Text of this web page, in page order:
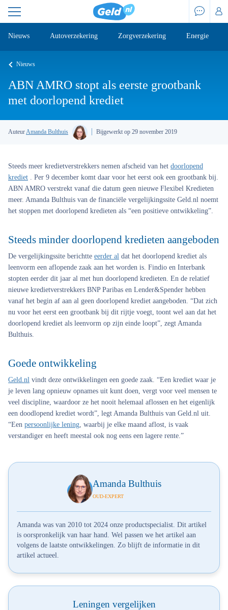
Nieuws Autoverzekering Zorgverzekering Energie
Nieuws
ABN AMRO stopt als eerste grootbank
met doorlopend krediet
Auteur Amanda Bulthuis Bijgewerkt op 29 november 2019
Steeds meer kredietverstrekkers nemen afscheid van het doorlopend
krediet . Per 9 december komt daar voor het eerst ook een grootbank bij.
ABN AMRO verstrekt vanaf die datum geen nieuwe Flexibel Kredieten
meer. Amanda Bulthuis van de financiële vergelijkingssite Geld.nl noemt
het stoppen met doorlopend kredieten als “een positieve ontwikkeling”.
Steeds minder doorlopend kredieten aangeboden
De vergelijkingssite berichtte eerder al dat het doorlopend krediet als
leenvorm een aflopende zaak aan het worden is. Findio en Interbank
stopten eerder dit jaar al met hun doorlopend kredieten. En de relatief
nieuwe kredietverstrekkers BNP Paribas en Lender&Spender hebben
vanaf het begin af aan al geen doorlopend krediet aangeboden. “Dat zich
nu voor het eerst een grootbank bij dit rijtje voegt, toont wel aan dat het
doorlopend krediet als leenvorm op zijn einde loopt”, zegt Amanda
Bulthuis.
Goede ontwikkeling
Geld.nl vindt deze ontwikkelingen een goede zaak. “Een krediet waar je
je leven lang opnieuw opnames uit kunt doen, vergt voor veel mensen te
veel discipline, waardoor ze het nooit helemaal aflossen en het eigenlijk
een doodlopend krediet wordt”, legt Amanda Bulthuis van Geld.nl uit.
“Een persoonlijke lening, waarbij je elke maand aflost, is vaak
verstandiger en heeft meestal ook nog eens een lagere rente.”
Amanda Bulthuis
OUD-EXPERT
Amanda was van 2010 tot 2024 onze productspecialist. Dit artikel
is oorspronkelijk van haar hand. Wel passen we het artikel aan
volgens de laatste ontwikkelingen. Zo blijft de informatie in dit
artikel actueel.
Leningen vergelijken